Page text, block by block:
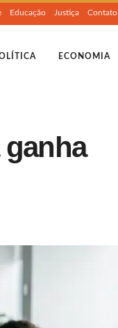
Educação Justiça Contato
ECONOMIA